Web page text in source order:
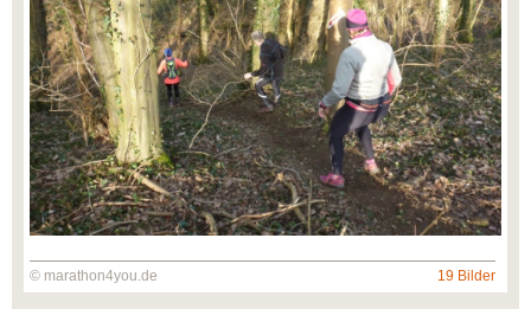
© marathon4you.de 19 Bilder